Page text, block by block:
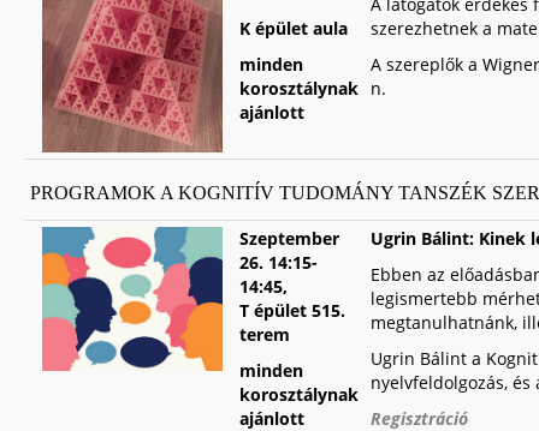
K épület aula
minden
korosztálynak
ajánlott
szerezhetnek a
A szereplők a
n.
PROGRAMOK A KOGNITÍV TUDOMÁNY TANSZÉK
Szeptember
26. 14:15-
14:45,
T épület 515.
terem
minden
korosztálynak
ajánlott
Ugrin Bálint: Kinek
Ebben az
legismertebb
megtanulhatnánk,
Ugrin Bálint a
nyelvfeldolgozás,
Regisztráció